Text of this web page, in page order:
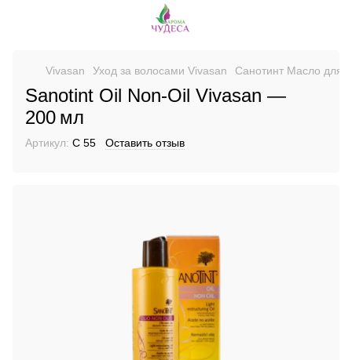
Vivasan Уход за волосами Vivasan Санотинт Масло для
Sanotint Oil Non‑Oil Vivasan —
200 мл
Артикул: C 55 Оставить отзыв